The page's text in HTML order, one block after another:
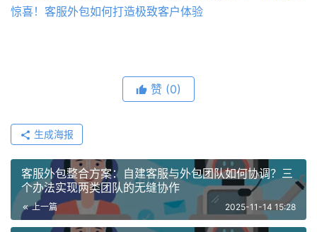
惊喜！客服外包如何打造极致客户体验
赞 (0)
生成海报
客服外包整合方案：自建客服与外包团队如何协调？三
个办法实现两类团队的无缝协作
上一篇 2025-11-14 15:28